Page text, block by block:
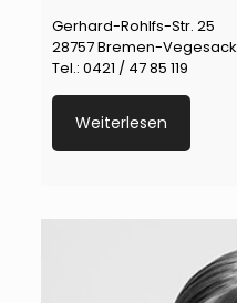
Gerhard-Rohlfs-Str. 25
28757 Bremen-Vegesack
Tel.: 0421 / 47 85 119
Weiterlesen